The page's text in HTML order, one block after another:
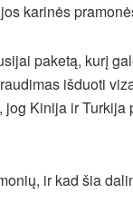
karinės
paketą, kurį
išduoti
Kinija ir Turkija
ir kad šia